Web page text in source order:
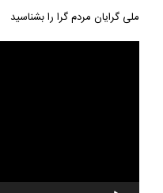
ملی گرایان مردم گرا را بشناسید